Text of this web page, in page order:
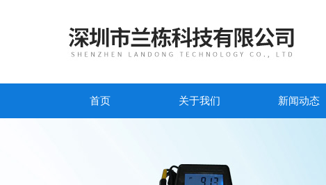
首页 关于我们 新闻动态